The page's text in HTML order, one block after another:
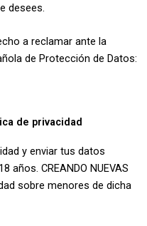
desees.
a reclamar ante la
de Protección de Datos:
de privacidad
y enviar tus datos
años. CREANDO NUEVAS
sobre menores de dicha